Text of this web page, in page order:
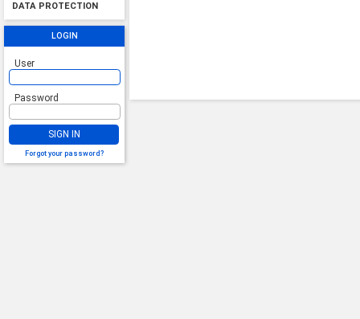
DATA PROTECTION
LOGIN
User
Password
SIGN IN
Forgot your password?